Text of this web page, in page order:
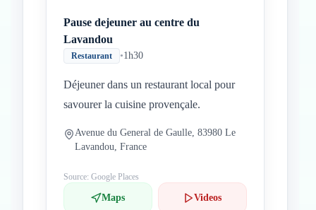
Pause dejeuner au centre du
Lavandou
Restaurant •1h30
Déjeuner dans un restaurant local pour
savourer la cuisine provençale.
Avenue du General de Gaulle, 83980 Le
Lavandou, France
Source: Google Places
Maps Videos